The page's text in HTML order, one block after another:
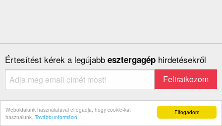
Elfogadom
Weboldalunk használatával elfogadja, hogy cookie-kat
használunk. További információ
Értesítést kérek a legújabb esztergagép hirdetésekről